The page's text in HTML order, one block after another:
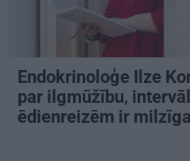
Endokrinoloģe Ilze
par ilgmūžību,
ēdienreizēm ir